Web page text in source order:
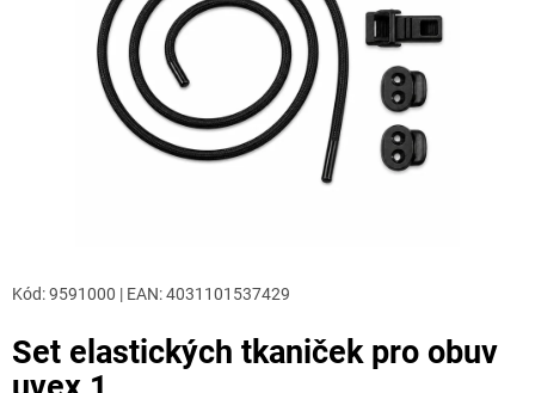
Set elastických tkaniček pro obuv
Kód:9591000 | EAN:4031101537429